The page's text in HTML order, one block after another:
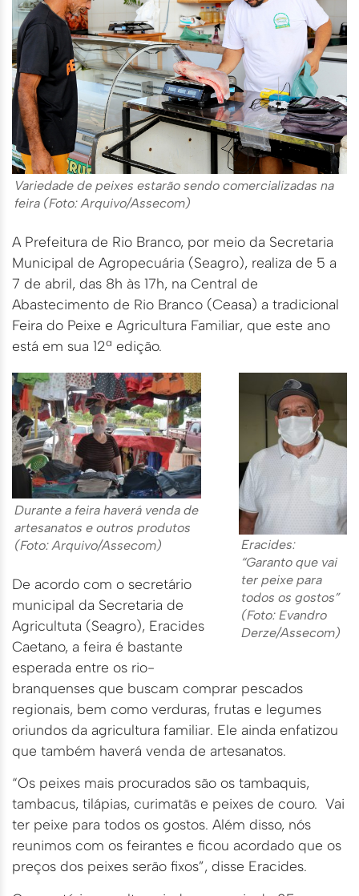
Variedade de peixes estarão sendo comercializadas na
feira (Foto: Arquivo/Assecom)
A Prefeitura de Rio Branco, por meio da Secretaria
Municipal de Agropecuária (Seagro), realiza de 5 a
7 de abril, das 8h às 17h, na Central de
Abastecimento de Rio Branco (Ceasa) a tradicional
Feira do Peixe e Agricultura Familiar, que este ano
está em sua 12ª edição.
Eracides:
“Garanto que vai
ter peixe para
todos os gostos”
(Foto: Evandro
Derze/Assecom)
Durante a feira haverá venda de
artesanatos e outros produtos
(Foto: Arquivo/Assecom)
De acordo com o secretário
municipal da Secretaria de
Agricultuta (Seagro), Eracides
Caetano, a feira é bastante
esperada entre os rio-
branquenses que buscam comprar pescados
regionais, bem como verduras, frutas e legumes
oriundos da agricultura familiar. Ele ainda enfatizou
que também haverá venda de artesanatos.
“Os peixes mais procurados são os tambaquis,
tambacus, tilápias, curimatãs e peixes de couro. Vai
ter peixe para todos os gostos. Além disso, nós
reunimos com os feirantes e ficou acordado que os
preços dos peixes serão fixos”, disse Eracides.